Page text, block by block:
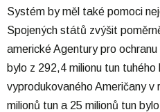
Systém by měl také pomoci
Spojených států zvýšit
americké Agentury pro
bylo z 292,4 milionu tun
vyprodukovaného Američany
milionů tun a 25 milionů tun